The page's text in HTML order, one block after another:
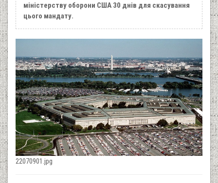
міністерству оборони США 30 днів для скасування
цього мандату.
22070901.jpg